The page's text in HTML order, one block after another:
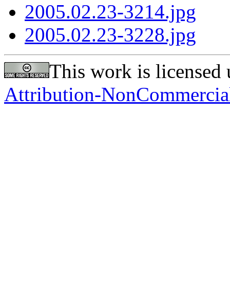
2005.02.23-3214.jpg
2005.02.23-3228.jpg
This work is licensed
Attribution-